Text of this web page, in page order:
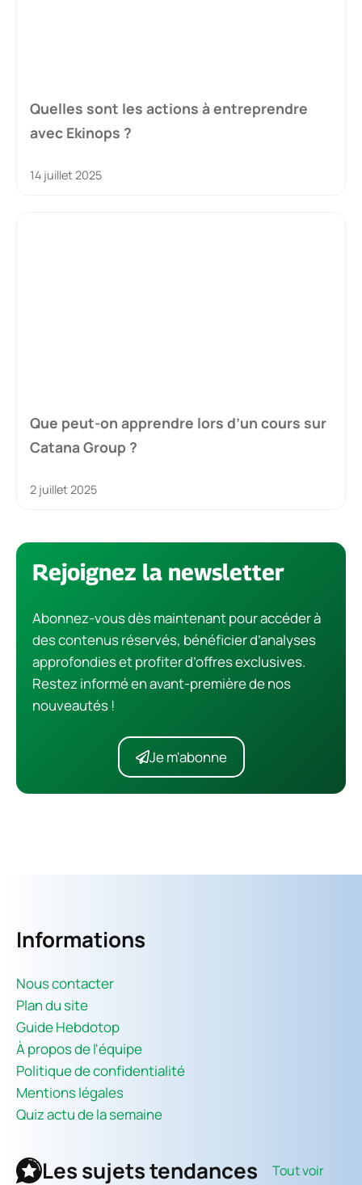
Quelles sont les actions à entreprendre
avec Ekinops ?
14 juillet 2025
Que peut-on apprendre lors d’un cours sur
Catana Group ?
2 juillet 2025
Rejoignez la newsletter
Abonnez-vous dès maintenant pour accéder à
des contenus réservés, bénéficier d’analyses
approfondies et profiter d’offres exclusives.
Restez informé en avant-première de nos
nouveautés !
Je m'abonne
Informations
Nous contacter
Plan du site
Guide Hebdotop
À propos de l'équipe
Politique de confidentialité
Mentions légales
Quiz actu de la semaine
Les sujets tendances Tout voir